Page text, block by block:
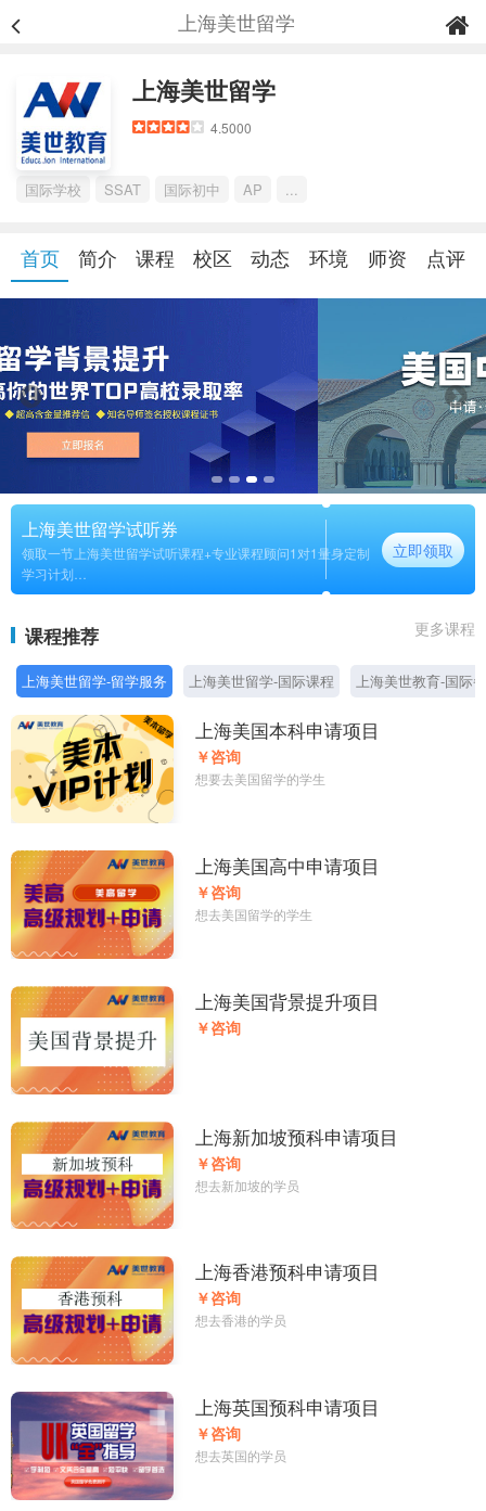
上海美世留学
上海美世留学
4.5000
国际学校 SSAT 国际初中 AP ...
首页 简介 课程 校区 动态 环境 师资 点评
上海美世留学试听券
领取一节上海美世留学试听课程+专业课程顾问1对1量身定制
学习计划
长期
立即领取
课程推荐 更多课程
上海美世留学-留学服务 上海美世留学-国际课程 上海美世教育-国际
上海美国本科申请项目
￥咨询
想要去美国留学的学生
上海美国高中申请项目
￥咨询
想去美国留学的学生
上海美国背景提升项目
￥咨询
上海新加坡预科申请项目
￥咨询
想去新加坡的学员
上海香港预科申请项目
￥咨询
想去香港的学员
上海英国预科申请项目
￥咨询
想去英国的学员